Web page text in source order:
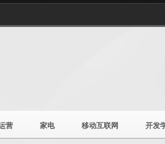
营 家电 移动互联网 开发